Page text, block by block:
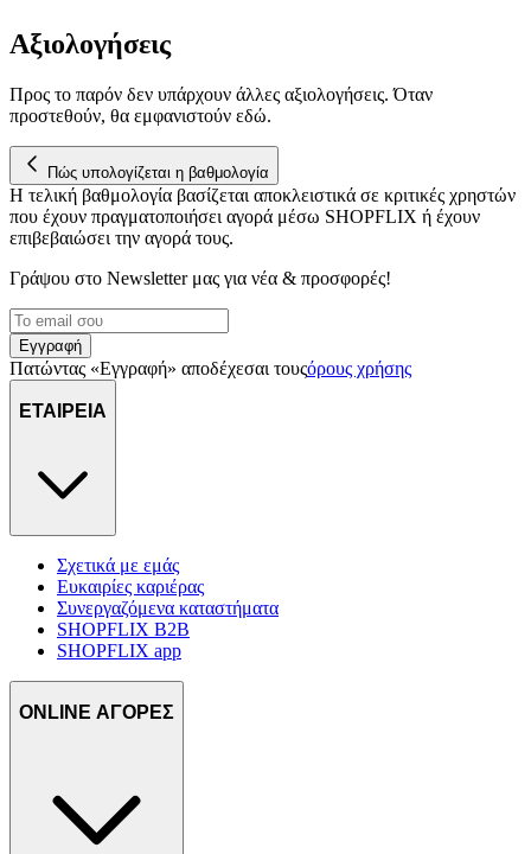
Αξιολογήσεις
Προς το παρόν δεν υπάρχουν άλλες αξιολογήσεις. Όταν
προστεθούν, θα εμφανιστούν εδώ.
Πώς υπολογίζεται η βαθμολογία
Η τελική βαθμολογία βασίζεται αποκλειστικά σε κριτικές χρηστών
που έχουν πραγματοποιήσει αγορά μέσω SHOPFLIX ή έχουν
επιβεβαιώσει την αγορά τους.
Γράψου στο Νewsletter μας για νέα & προσφορές!
Εγγραφή
Πατώντας «Εγγραφή» αποδέχεσαι τουςόρους χρήσης
ΕΤΑΙΡΕΙΑ
Σχετικά με εμάς
Ευκαιρίες καριέρας
Συνεργαζόμενα καταστήματα
SHOPFLIX B2B
SHOPFLIX app
ONLINE ΑΓΟΡΕΣ